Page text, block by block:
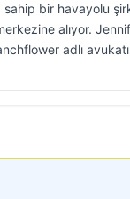
bir havayolu
alıyor.
adlı avukatı